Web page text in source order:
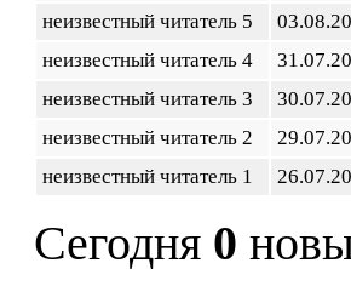
неизвестный читатель 5
неизвестный читатель 4
неизвестный читатель 3
неизвестный читатель 2
неизвестный читатель 1
Сегодня 0